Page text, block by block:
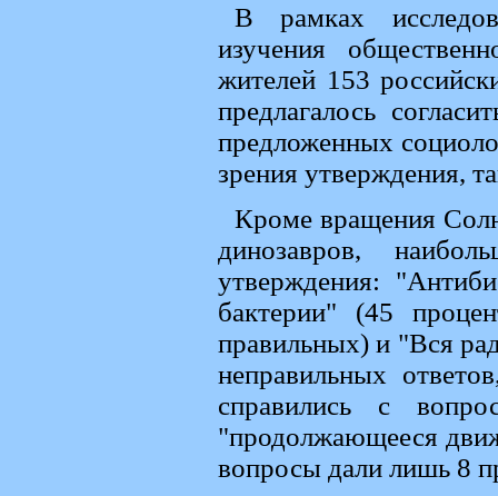
В рамках
изучения
жителей 153
предлагалось
предложенных
зрения утверждения,
Кроме вращения
динозавров,
утверждения:
бактерии" (45
правильных) и "Вся
неправильных
справились с
"продолжающееся
вопросы дали лишь 8